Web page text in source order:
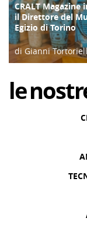
COPERTINA
CRALT Magazine
il Direttore del
Egizio di Torino
di Gianni
le